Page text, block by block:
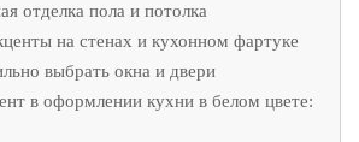
отделка пола и потолка
на стенах и кухонном фартуке
выбрать окна и двери
в оформлении кухни в белом цвете: